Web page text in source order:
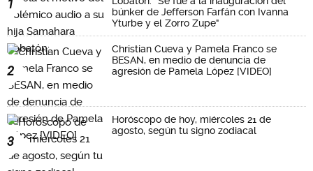
1
búnker de Jefferson Farfán con Ivanna
Yturbe y el Zorro Zupe"
2
Christian Cueva y Pamela Franco se
BESAN, en medio de denuncia de
agresión de Pamela López [VIDEO]
3
Horóscopo de hoy, miércoles 21 de
agosto, según tu signo zodiacal